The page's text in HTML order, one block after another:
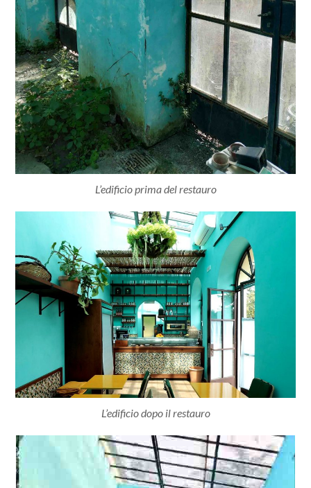
L’edificio prima del restauro
L’edificio dopo il restauro